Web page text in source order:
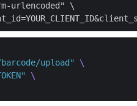
urlencoded" \
upload"